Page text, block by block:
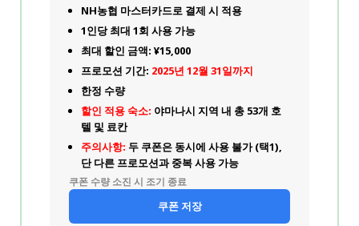
NH농협 마스터카드로 결제 시 적용
1인당 최대 1회 사용 가능
최대 할인 금액: ¥15,000
프로모션 기간: 2025년 12월 31일까지
한정 수량
할인 적용 숙소: 야마나시 지역 내 총 53개 호
텔 및 료칸
주의사항: 두 쿠폰은 동시에 사용 불가 (택1),
단 다른 프로모션과 중복 사용 가능
쿠폰 수량 소진 시 조기 종료
쿠폰 저장